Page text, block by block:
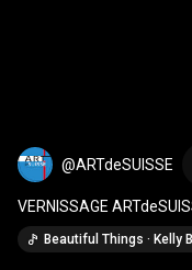
@ARTdeSUISSE
VERNISSAGE
2026 in der Kronen
Beautiful Things · Kelly